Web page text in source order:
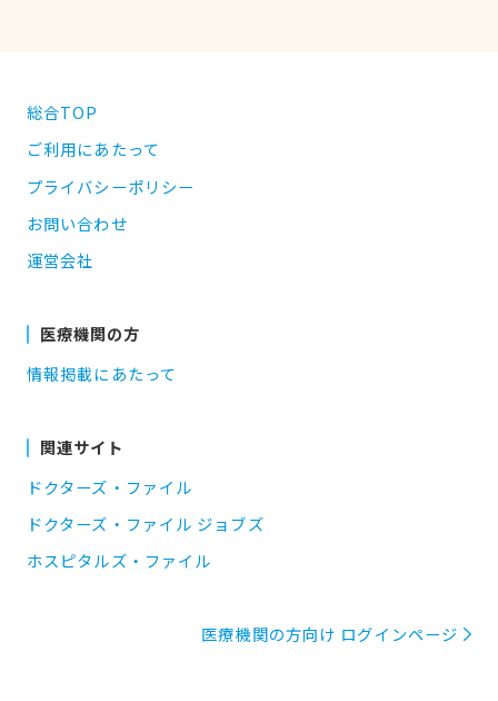
総合TOP
ご利用にあたって
プライバシーポリシー
お問い合わせ
運営会社
医療機関の方
情報掲載にあたって
関連サイト
ドクターズ・ファイル
ドクターズ・ファイル ジョブズ
ホスピタルズ・ファイル
医療機関の方向け ログインページ